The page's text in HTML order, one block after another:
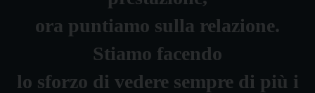
ora puntiamo sulla relazione.
Stiamo facendo
lo sforzo di vedere sempre di più i